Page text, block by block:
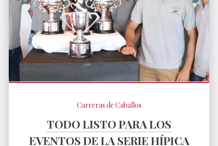
Carreras de Caballos
TODO LISTO PARA LOS
EVENTOS DE LA SERIE HÍPICA